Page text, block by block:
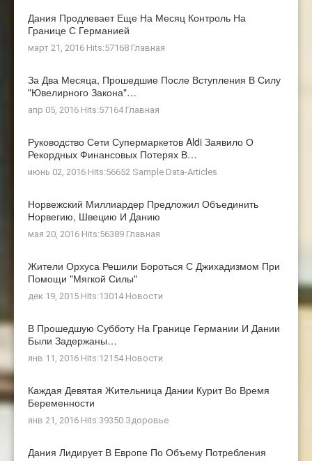
Дания Продлевает Еще На Месяц Контроль На
Границе С Германией
март 21, 2016 Hits:57168 Главная
За Два Месяца, Прошедшие После Вступления В Силу
"ювелирного Закона"…
апр 05, 2016 Hits:57164 Главная
Руководство Сети Супермаркетов Aldi Заявило О
Рекордных Финансовых Потерях В…
июнь 02, 2016 Hits:56652 Sample Data-Articles
Норвежский Миллиардер Предложил Объединить
Норвегию, Швецию И Данию
мая 20, 2016 Hits:56389 Главная
Жители Орхуса Решили Бороться С Джихадизмом При
Помощи "мягкой Силы"
дек 19, 2015 Hits:13014 Новости
В Прошедшую Субботу На Границе Германии И Дании
Были Задержаны…
янв 11, 2016 Hits:12154 Новости
Каждая Девятая Жительница Дании Курит Во Время
Беременности
янв 21, 2016 Hits:39350 Здоровье
Дания Лидирует В Европе По Объему Потребления